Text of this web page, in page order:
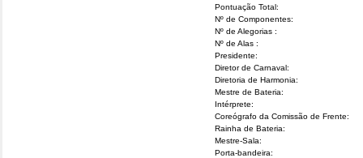
Pontuação Total:
Nº de Componentes:
Nº de Alegorias :
Nº de Alas :
Presidente:
Diretor de Carnaval:
Diretoria de Harmonia:
Mestre de Bateria:
Intérprete:
Coreógrafo da Comissão de Frente:
Rainha de Bateria:
Mestre-Sala:
Porta-bandeira: